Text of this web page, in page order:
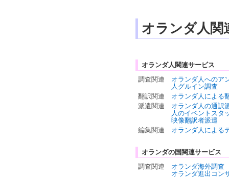
オランダ人関
オランダ人関連サービス
調査関連
オランダ人へのア
人グルイン調査
翻訳関連
オランダ人による
派遣関連
オランダ人の通訳
人のイベントスタ
映像翻訳者派遣
編集関連
オランダ人による
オランダの国関連サービス
調査関連
オランダ海外調査
オランダ進出コン